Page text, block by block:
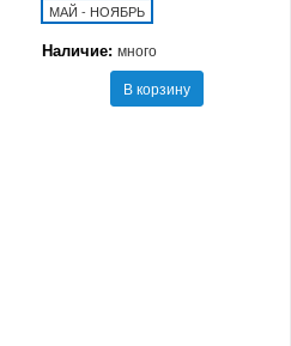
МАЙ - НОЯБРЬ
Наличие: много
В корзину